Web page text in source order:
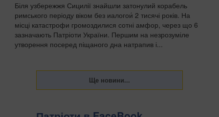
Біля узбережжя Сицилії знайшли затонулий корабель
римського періоду віком без иалогои́ 2 тисячі років. На
місці катастрофи громоздилися сотні амфор, через що 6
зазначають Патріоти України. Першим на незрозуміле
утворення посеред піщаного дна натрапив і...